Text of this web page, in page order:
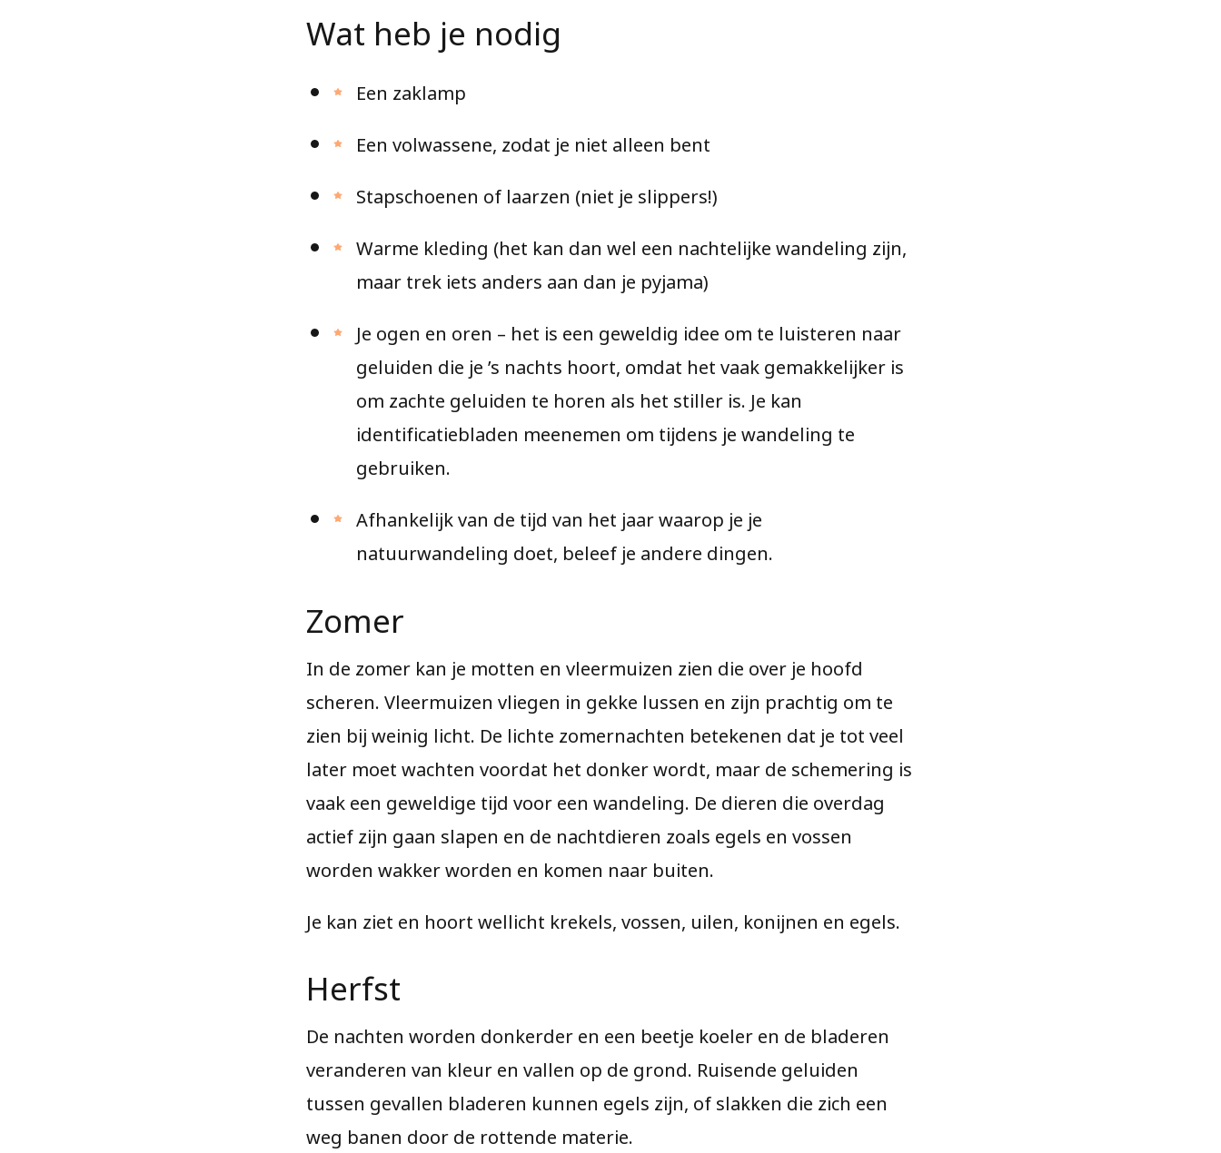
Wat heb je nodig
Een zaklamp
Een volwassene, zodat je niet alleen bent
Stapschoenen of laarzen (niet je slippers!)
Warme kleding (het kan dan wel een nachtelijke wandeling zijn,
maar trek iets anders aan dan je pyjama)
Je ogen en oren – het is een geweldig idee om te luisteren naar
geluiden die je ’s nachts hoort, omdat het vaak gemakkelijker is
om zachte geluiden te horen als het stiller is. Je kan
identificatiebladen meenemen om tijdens je wandeling te
gebruiken.
Afhankelijk van de tijd van het jaar waarop je je
natuurwandeling doet, beleef je andere dingen.
Zomer
In de zomer kan je motten en vleermuizen zien die over je hoofd
scheren. Vleermuizen vliegen in gekke lussen en zijn prachtig om te
zien bij weinig licht. De lichte zomernachten betekenen dat je tot veel
later moet wachten voordat het donker wordt, maar de schemering is
vaak een geweldige tijd voor een wandeling. De dieren die overdag
actief zijn gaan slapen en de nachtdieren zoals egels en vossen
worden wakker worden en komen naar buiten.
Je kan ziet en hoort wellicht krekels, vossen, uilen, konijnen en egels.
Herfst
De nachten worden donkerder en een beetje koeler en de bladeren
veranderen van kleur en vallen op de grond. Ruisende geluiden
tussen gevallen bladeren kunnen egels zijn, of slakken die zich een
weg banen door de rottende materie.